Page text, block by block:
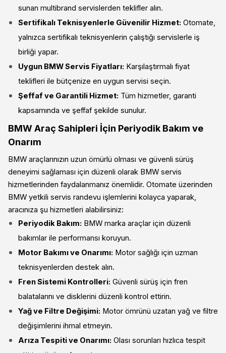
sunan multibrand servislerden teklifler alın.
Sertifikalı Teknisyenlerle Güvenilir Hizmet: Otomate,
yalnızca sertifikalı teknisyenlerin çalıştığı servislerle iş
birliği yapar.
Uygun BMW Servis Fiyatları: Karşılaştırmalı fiyat
teklifleri ile bütçenize en uygun servisi seçin.
Şeffaf ve Garantili Hizmet: Tüm hizmetler, garanti
kapsamında ve şeffaf şekilde sunulur.
BMW Araç Sahipleri İçin Periyodik Bakım ve
Onarım
BMW araçlarınızın uzun ömürlü olması ve güvenli sürüş
deneyimi sağlaması için düzenli olarak BMW servis
hizmetlerinden faydalanmanız önemlidir. Otomate üzerinden
BMW yetkili servis randevu işlemlerini kolayca yaparak,
aracınıza şu hizmetleri alabilirsiniz:
Periyodik Bakım: BMW marka araçlar için düzenli
bakımlar ile performansı koruyun.
Motor Bakımı ve Onarımı: Motor sağlığı için uzman
teknisyenlerden destek alın.
Fren Sistemi Kontrolleri: Güvenli sürüş için fren
balatalarını ve disklerini düzenli kontrol ettirin.
Yağ ve Filtre Değişimi: Motor ömrünü uzatan yağ ve filtre
değişimlerini ihmal etmeyin.
Arıza Tespiti ve Onarımı: Olası sorunları hızlıca tespit